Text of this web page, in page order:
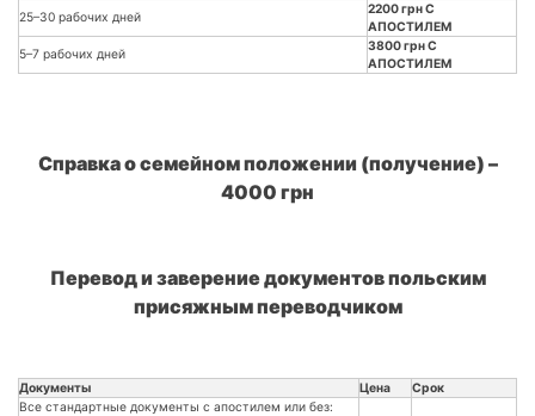
25–30 рабочих дней
2200 грн С
АПОСТИЛЕМ
5–7 рабочих дней
3800 грн С
АПОСТИЛЕМ
Справка о семейном положении (получение) –
4000 грн
Перевод и заверение документов польским
присяжным переводчиком
Документы Цена
Срок
Все стандартные документы с апостилем или без: